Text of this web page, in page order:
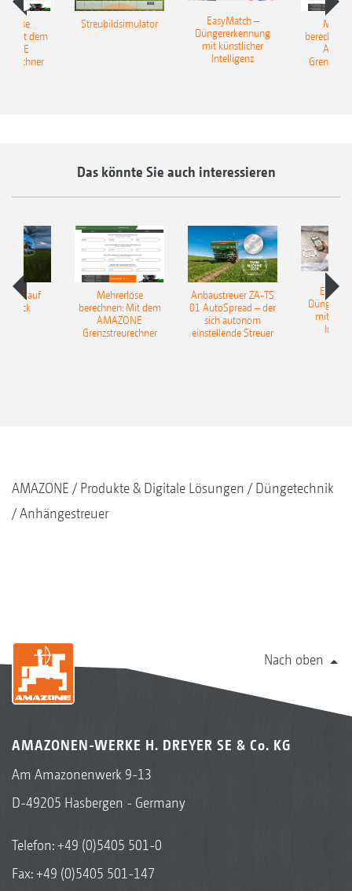
Mit dem
Streubildsimulator
EasyMatch –
Düngererkennung
mit künstlicher
Intelligenz
Das könnte Sie auch interessieren
auf
Mehrerlöse
berechnen: Mit dem
AMAZONE
Grenzstreurechner
Anbaustreuer ZA-TS
01 AutoSpread – der
sich autonom
einstellende Streuer
mit
AMAZONE Produkte & Digitale Lösungen
Düngetechnik
Anhängestreuer
Nach oben
AMAZONEN-WERKE H. DREYER SE & Co. KG
Am Amazonenwerk 9-13
D-49205 Hasbergen - Germany
Telefon:+49 (0)5405 501-0
Fax: +49 (0)5405 501-147